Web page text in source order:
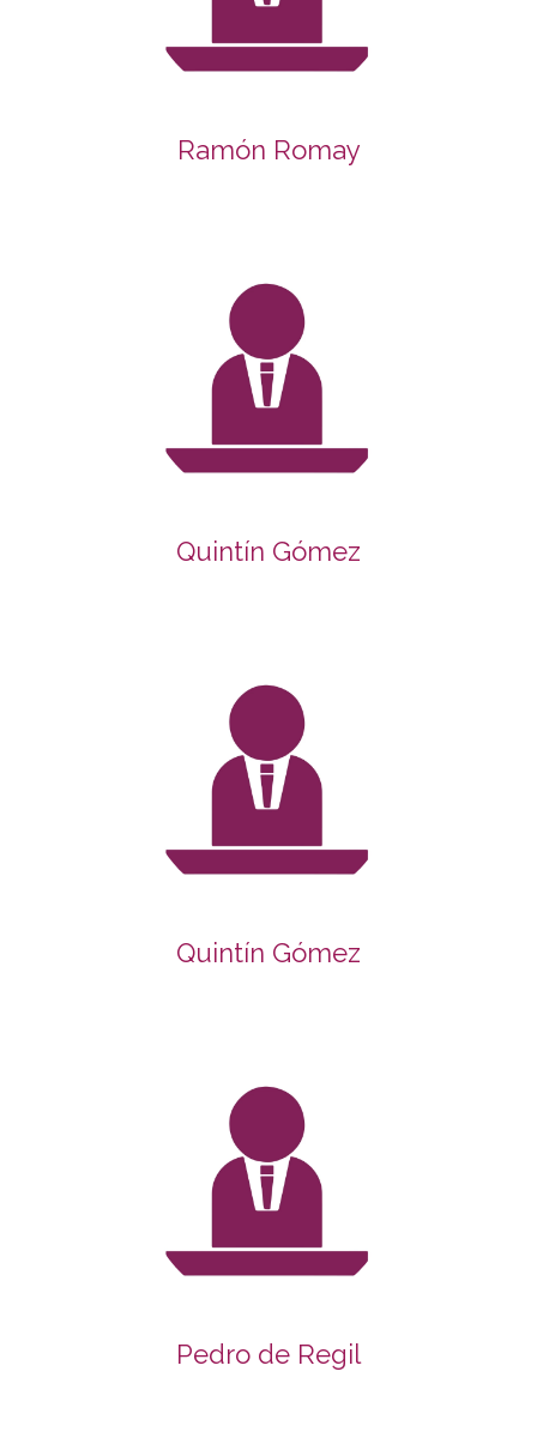
Ramón Romay
Quintín Gómez
Quintín Gómez
Pedro de Regil